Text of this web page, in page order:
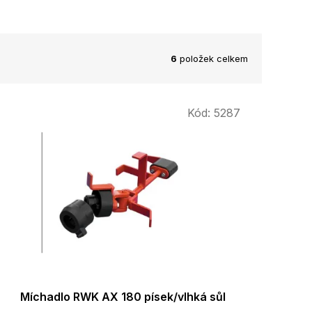
6 položek celkem
Míchadlo RWK AX 180 písek/vlhká sůl
Kód: 5287